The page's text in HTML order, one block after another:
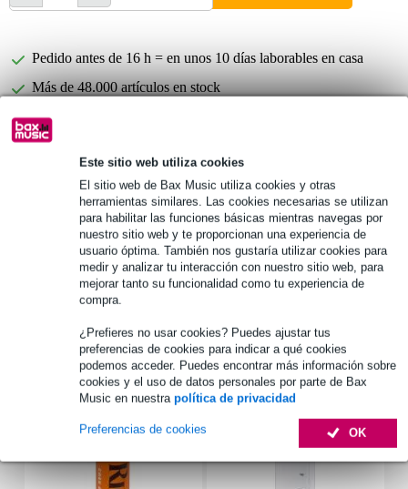
Este sitio web utiliza cookies
El sitio web de Bax Music utiliza cookies y otras
herramientas similares. Las cookies necesarias se utilizan
para habilitar las funciones básicas mientras navegas por
nuestro sitio web y te proporcionan una experiencia de
usuario óptima. También nos gustaría utilizar cookies para
medir y analizar tu interacción con nuestro sitio web, para
mejorar tanto su funcionalidad como tu experiencia de
compra.
¿Prefieres no usar cookies? Puedes ajustar tus
preferencias de cookies para indicar a qué cookies
podemos acceder. Puedes encontrar más información sobre
cookies y el uso de datos personales por parte de Bax
Music en nuestra política de privacidad
OK
Preferencias de cookies
Pedido antes de 16 h = en unos 10 días laborables en casa
Más de 48.000 artículos en stock
1.250 marcas líderes
Información del producto
número de cañas: 25
productos incluidos: 25 cañas de saxofón alto empaquetadas
individualmente
material: cañas de cultivo natural
Especificaciones completas
Accesorios (7)